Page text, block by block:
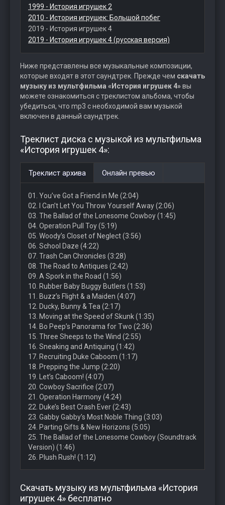
1999 - История игрушек 2
2010 - История игрушек: Большой побег
2019 - История игрушек 4
2019 - История игрушек 4 (русская версия)
Ниже представлены все музыкальные композиции,
которые входят в этот саундтрек. Прежде чем скачать
музыку из мультфильма «История игрушек 4»вы
можете ознакомиться с треклистом альбома, чтобы
убедиться, что mp3 с необходимой вам музыкой
включен в данный саундтрек.
Треклист диска с музыкой из мультфильма
«История игрушек 4»:
Треклист архива Онлайн превью
01. You’ve Got a Friend in Me (2:04)
02. I Can’t Let You Throw Yourself Away (2:06)
03. The Ballad of the Lonesome Cowboy (1:45)
04. Operation Pull Toy (5:19)
05. Woody’s Closet of Neglect (3:56)
06. School Daze (4:22)
07. Trash Can Chronicles (3:28)
08. The Road to Antiques (2:42)
09. A Spork in the Road (1:56)
10. Rubber Baby Buggy Butlers (1:53)
11. Buzz’s Flight & a Maiden (4:07)
12. Ducky, Bunny & Tea (2:17)
13. Moving at the Speed of Skunk (1:35)
14. Bo Peep’s Panorama for Two (2:36)
15. Three Sheeps to the Wind (2:55)
16. Sneaking and Antiquing (1:42)
17. Recruiting Duke Caboom (1:17)
18. Prepping the Jump (2:20)
19. Let’s Caboom! (4:07)
20. Cowboy Sacrifice (2:07)
21. Operation Harmony (4:24)
22. Duke’s Best Crash Ever (2:43)
23. Gabby Gabby’s Most Noble Thing (3:03)
24. Parting Gifts & New Horizons (5:05)
25. The Ballad of the Lonesome Cowboy (Soundtrack
Version) (1:46)
26. Plush Rush! (1:12)
Скачать музыку из мультфильма «История
игрушек 4» бесплатно